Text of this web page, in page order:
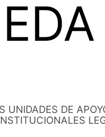
UNIDADES DE